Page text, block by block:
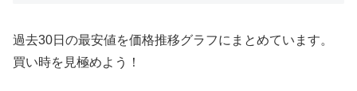
過去30日の最安値を価格推移グラフにまとめています。
買い時を見極めよう！